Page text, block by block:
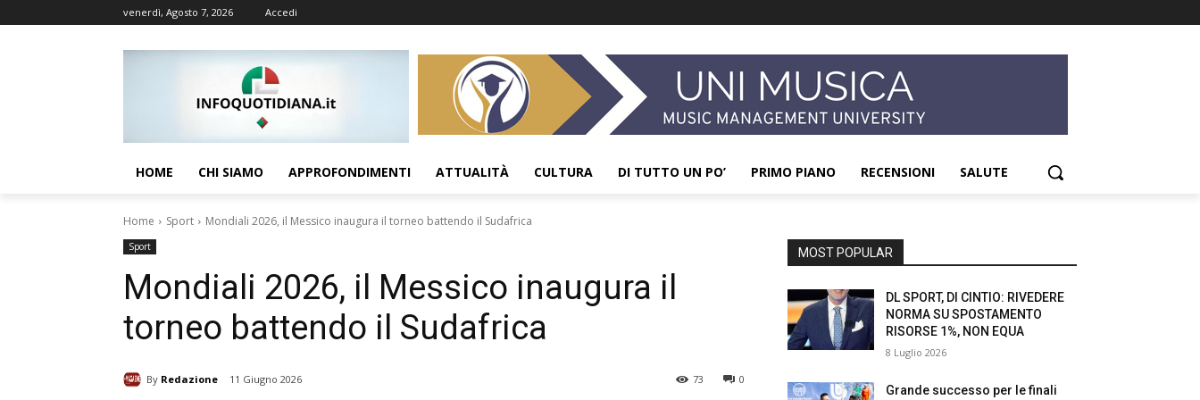
venerdì, Agosto 7, 2026 Accedi
HOME CHI SIAMO APPROFONDIMENTI ATTUALITÀ CULTURA DI TUTTO UN PO’ PRIMO PIANO RECENSIONI SALUTE
Home Sport Mondiali 2026, il Messico inaugura il torneo battendo il Sudafrica
Sport
Mondiali 2026, il Messico inaugura il
torneo battendo il Sudafrica
By Redazione 11 Giugno 2026 0
73
MOST POPULAR
DL SPORT, DI CINTIO: RIVEDERE
NORMA SU SPOSTAMENTO
RISORSE 1%, NON EQUA
8 Luglio 2026
Grande successo per le finali